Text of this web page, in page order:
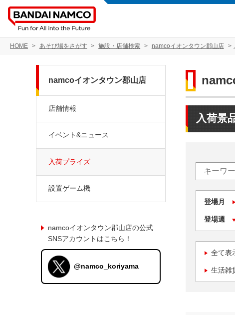
HOME あそび場をさがす 施設・店舗検索 namcoイオンタウン郡山店
入荷景
登場月
登場週
全て表
生活雑
namcoイオンタウン郡山店
店舗情報
イベント&ニュース
入荷プライズ
設置ゲーム機
namcoイオンタウン郡山店の公式
SNSアカウントはこちら！
@namco_koriyama